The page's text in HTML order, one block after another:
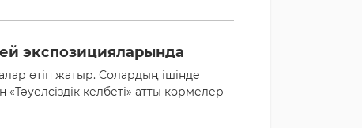
экспозицияларында
өтіп жатыр. Солардың ішінде
келбеті» атты көрмелер